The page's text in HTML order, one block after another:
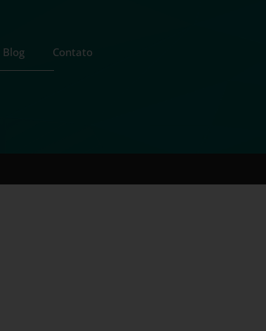
Blog Contato